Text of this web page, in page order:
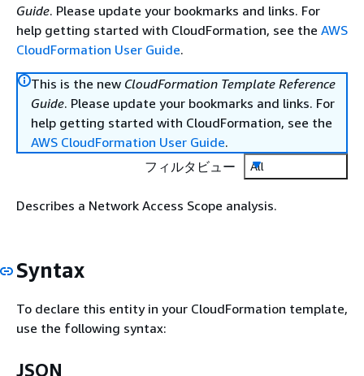
Guide. Please update your bookmarks and links. For
help getting started with CloudFormation, see the AWS
CloudFormation User Guide.
This is the new CloudFormation Template Reference
Guide. Please update your bookmarks and links. For
help getting started with CloudFormation, see the
AWS CloudFormation User Guide.
フィルタビュー
All
Describes a Network Access Scope analysis.
Syntax
To declare this entity in your CloudFormation template,
use the following syntax:
JSON